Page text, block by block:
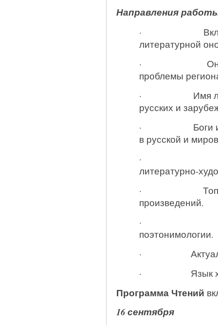
Направления
· Вклад В.Н.
литературной
·
проблемы
· Имя
русских и
· Боги и
в русской и
·
литературно-
·
произведений.
·
поэтонимологии.
·
· Язык
Программа Чтений
16 сентября